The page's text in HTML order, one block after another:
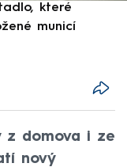
které
municí
z domova i ze
nový